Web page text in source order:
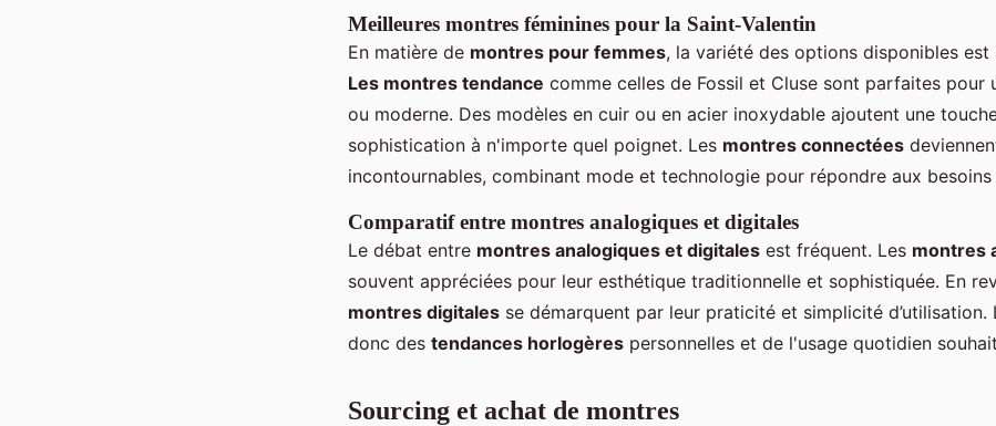
Meilleures montres féminines pour la Saint-Valentin
En matière de montres pour femmes, la variété des options disponibles est
Les montres tendance comme celles de Fossil et Cluse sont parfaites pour
ou moderne. Des modèles en cuir ou en acier inoxydable ajoutent une
sophistication à n'importe quel poignet. Les montres connectées
incontournables, combinant mode et technologie pour répondre aux besoins
Comparatif entre montres analogiques et digitales
Le débat entre montres analogiques et digitales est fréquent. Les montres
souvent appréciées pour leur esthétique traditionnelle et sophistiquée. En
montres digitales se démarquent par leur praticité et simplicité d’utilisation.
donc des tendances horlogères personnelles et de l'usage quotidien
Sourcing et achat de montres